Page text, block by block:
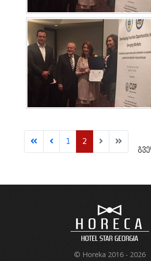
1 2
© Horeka 2016 - 2026